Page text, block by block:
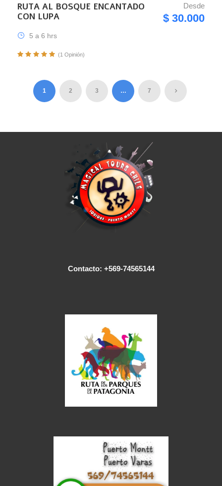
RUTA AL BOSQUE ENCANTADO
CON LUPA
Desde
$ 30.000
5 a 6 hrs
(1 Opinión)
1 2 3 … 7
Contacto: +569-74565144